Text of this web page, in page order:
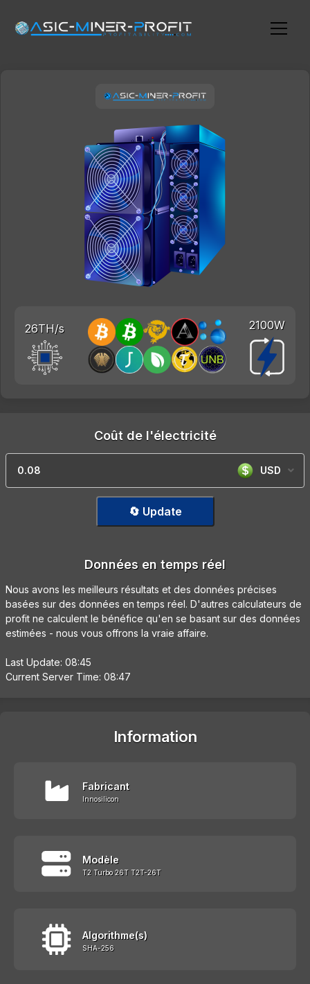
26TH/s 2100W
Coût de l'électricité
USD
🔄 Update
Données en temps réel
Nous avons les meilleurs résultats et des données précises
basées sur des données en temps réel. D'autres calculateurs de
profit ne calculent le bénéfice qu'en se basant sur des données
estimées - nous vous offrons la vraie affaire.
Last Update: 08:45
Current Server Time: 08:47
Information
Fabricant
Innosilicon
Modèle
T2 Turbo 26T T2T-26T
Algorithme(s)
SHA-256